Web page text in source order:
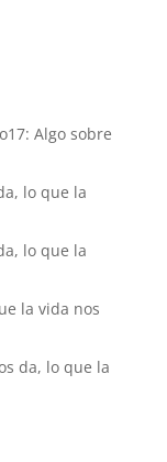
Algo sobre
lo que la
lo que la
la vida nos
da, lo que la